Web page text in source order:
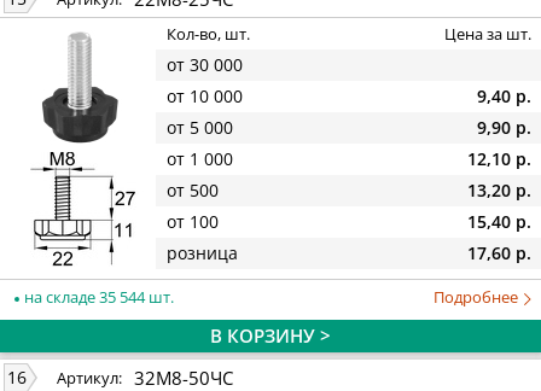
Кол-во, шт. Цена за шт.
от 30 000
от 10 000
9,40 р.
от 5 000
9,90 р.
от 1 000
12,10 р.
от 500
13,20 р.
от 100
15,40 р.
розница
17,60 р.
на складе 35 544 шт. Подробнее
В КОРЗИНУ >
16 Артикул: 32М8-50ЧС